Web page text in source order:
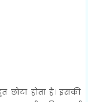
होता है। इसकी